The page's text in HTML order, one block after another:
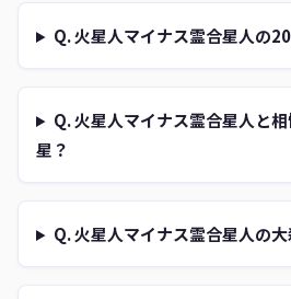
Q. 火星人マイナス霊合星人の
Q. 火星人マイナス霊合星人と
星？
Q. 火星人マイナス霊合星人の